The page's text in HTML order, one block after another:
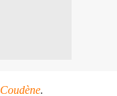
Coudène.